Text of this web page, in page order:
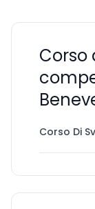
Corso
Corso Di